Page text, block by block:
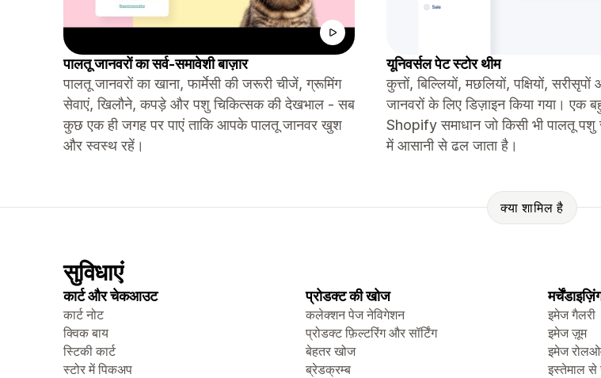
पालतू जानवरों का सर्व-समावेशी बाज़ार
पालतू जानवरों का खाना, फार्मेसी की जरूरी चीजें, ग्रूमिंग
सेवाएं, खिलौने, कपड़े और पशु चिकित्सक की देखभाल - सब
कुछ एक ही जगह पर पाएं ताकि आपके पालतू जानवर खुश
और स्वस्थ रहें।
यूनिवर्सल पेट स्टोर थीम
कुत्तों, बिल्लियों, मछलियों, पक्षियों,
जानवरों के लिए डिज़ाइन किया गया। एक
Shopify समाधान जो किसी भी पालतू पशु
में आसानी से ढल जाता है।
क्या शामिल है
सुविधाएं
कार्ट और चेकआउट
कार्ट नोट
क्विक बाय
स्टिकी कार्ट
स्टोर में पिकअप
प्रोडक्ट की खोज
कलेक्शन पेज नेविगेशन
प्रोडक्ट फ़िल्टरिंग और सॉर्टिंग
बेहतर खोज
ब्रेडक्रम्ब
इमेज गैलरी
इमेज ज़ूम
इमेज
इस्तेमाल से